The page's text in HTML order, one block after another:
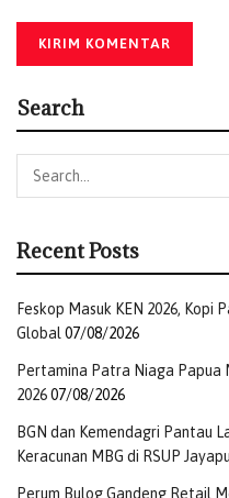
Search
Recent Posts
Feskop Masuk KEN 2026, Kopi
Global 07/08/2026
Pertamina Patra Niaga Papua
202607/08/2026
BGN dan Kemendagri Pantau
Keracunan MBG di RSUP
Perum Bulog Gandeng Retail